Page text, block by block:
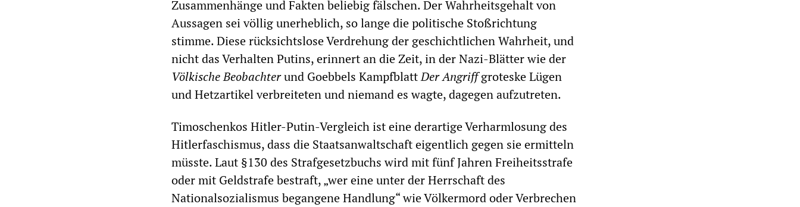
Zusammenhänge und Fakten beliebig fälschen. Der Wahrheitsgehalt von
Aussagen sei völlig unerheblich, so lange die politische Stoßrichtung
stimme. Diese rücksichtslose Verdrehung der geschichtlichen Wahrheit, und
nicht das Verhalten Putins, erinnert an die Zeit, in der Nazi-Blätter wie der
Völkische Beobachterund Goebbels KampfblattDer Angriffgroteske Lügen
und Hetzartikel verbreiteten und niemand es wagte, dagegen aufzutreten.
Timoschenkos Hitler-Putin-Vergleich ist eine derartige Verharmlosung des
Hitlerfaschismus, dass die Staatsanwaltschaft eigentlich gegen sie ermitteln
müsste. Laut §130 des Strafgesetzbuchs wird mit fünf Jahren Freiheitsstrafe
oder mit Geldstrafe bestraft, „wer eine unter der Herrschaft des
Nationalsozialismus begangene Handlung“ wie Völkermord oder Verbrechen